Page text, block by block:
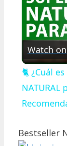
Watch on
🐈 ¿Cuál
NATURAL
Bestseller